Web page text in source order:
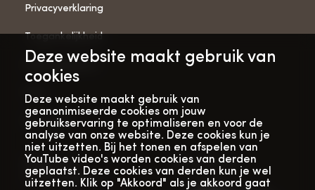
Deze website maakt gebruik van
cookies
Deze website maakt gebruik van
geanonimiseerde cookies om jouw
gebruikservaring te optimaliseren en voor de
analyse van onze website. Deze cookies kun je
niet uitzetten. Bij het tonen en afspelen van
YouTube video's worden cookies van derden
geplaatst. Deze cookies van derden kun je wel
uitzetten. Klik op "Akkoord" als je akkoord gaat
Privacyverklaring
Toegankelijkheid
ANBI-gegevens
Pers
Vacatures
Bekijk onze
verhalenwebsite
Met dank aan